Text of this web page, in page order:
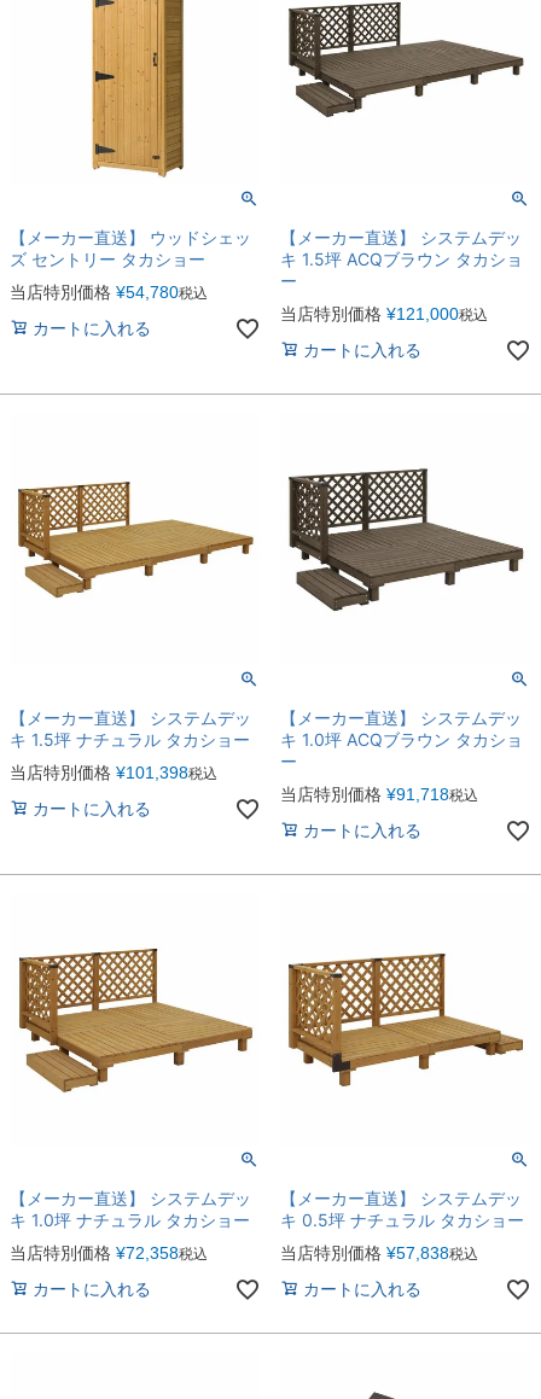
【メーカー直送】 ウッドシェッ
ズ セントリー タカショー
当店特別価格 ¥54,780税込
カートに入れる
【メーカー直送】 システムデッ
キ 1.5坪 ACQブラウン タカショ
ー
当店特別価格 ¥121,000税込
カートに入れる
【メーカー直送】 システムデッ
キ 1.5坪 ナチュラル タカショー
当店特別価格 ¥101,398税込
カートに入れる
【メーカー直送】 システムデッ
キ 1.0坪 ACQブラウン タカショ
ー
当店特別価格 ¥91,718税込
カートに入れる
【メーカー直送】 システムデッ
キ 1.0坪 ナチュラル タカショー
当店特別価格 ¥72,358税込
カートに入れる
【メーカー直送】 システムデッ
キ 0.5坪 ナチュラル タカショー
当店特別価格 ¥57,838税込
カートに入れる